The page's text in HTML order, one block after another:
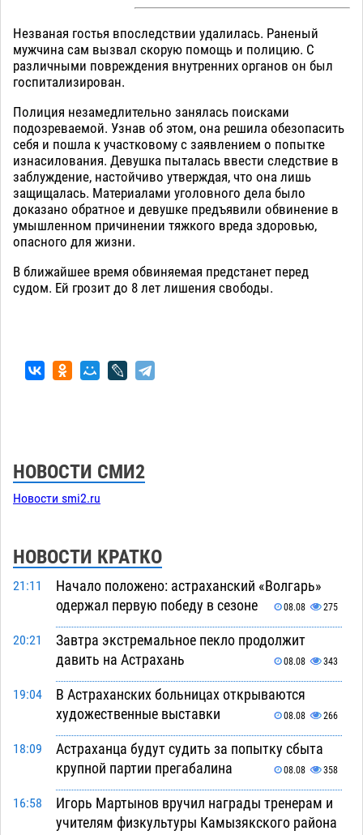
Незваная гостья впоследствии удалилась. Раненый
мужчина сам вызвал скорую помощь и полицию. С
различными повреждения внутренних органов он был
госпитализирован.
Полиция незамедлительно занялась поисками
подозреваемой. Узнав об этом, она решила обезопасить
себя и пошла к участковому с заявлением о попытке
изнасилования. Девушка пыталась ввести следствие в
заблуждение, настойчиво утверждая, что она лишь
защищалась. Материалами уголовного дела было
доказано обратное и девушке предъявили обвинение в
умышленном причинении тяжкого вреда здоровью,
опасного для жизни.
В ближайшее время обвиняемая предстанет перед
судом. Ей грозит до 8 лет лишения свободы.
НОВОСТИ СМИ2
Новости smi2.ru
НОВОСТИ КРАТКО
21:11
Начало положено: астраханский «Волгарь»
одержал первую победу в сезоне
08.08 275
20:21
Завтра экстремальное пекло продолжит
давить на Астрахань
08.08 343
19:04
В Астраханских больницах открываются
художественные выставки
08.08 266
18:09
Астраханца будут судить за попытку сбыта
крупной партии прегабалина
08.08 358
16:58
Игорь Мартынов вручил награды тренерам и
учителям физкультуры Камызякского района